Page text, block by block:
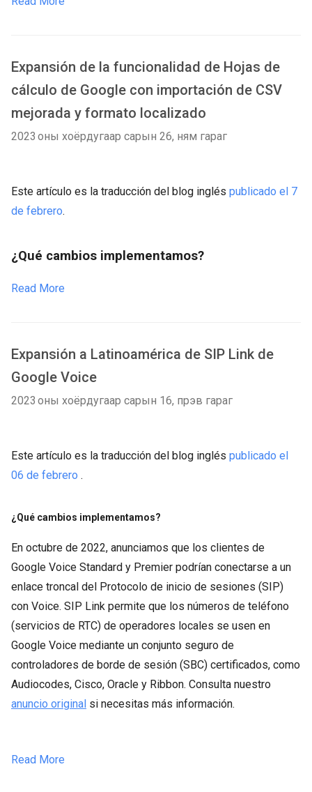
Expansión de la funcionalidad de Hojas de
cálculo de Google con importación de CSV
mejorada y formato localizado
2023 оны хоёрдугаар сарын 26, ням гараг
Este artículo es la traducción del blog inglés publicado el 7
de febrero.
¿Qué cambios implementamos?
Read More
Expansión a Latinoamérica de SIP Link de
Google Voice
2023 оны хоёрдугаар сарын 16, пүрэв гараг
Este artículo es la traducción del blog inglés publicado el
06 de febrero .
¿Qué cambios implementamos?
En octubre de 2022, anunciamos que los clientes de
Google Voice Standard y Premier podrían conectarse a un
enlace troncal del Protocolo de inicio de sesiones (SIP)
con Voice. SIP Link permite que los números de teléfono
(servicios de RTC) de operadores locales se usen en
Google Voice mediante un conjunto seguro de
controladores de borde de sesión (SBC) certificados, como
Audiocodes, Cisco, Oracle y Ribbon. Consulta nuestro
anuncio original si necesitas más información.
Read More